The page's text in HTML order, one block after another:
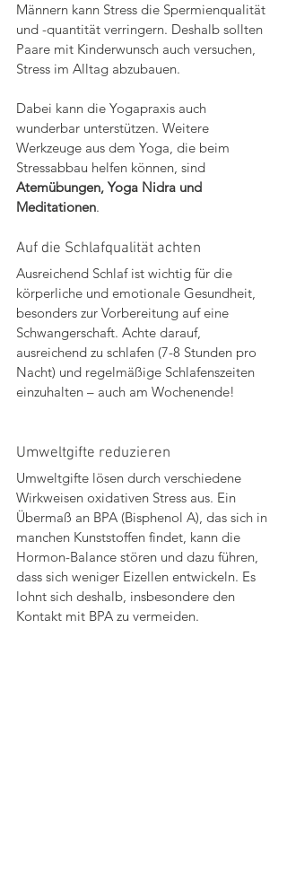
Männern kann Stress die Spermienqualität
und -quantität verringern. Deshalb sollten
Paare mit Kinderwunsch auch versuchen,
Stress im Alltag abzubauen.
Dabei kann die Yogapraxis auch
wunderbar unterstützen. Weitere
Werkzeuge aus dem Yoga, die beim
Stressabbau helfen können, sind
Atemübungen, Yoga Nidra und
Meditationen.
Auf die Schlafqualität achten
Ausreichend Schlaf ist wichtig für die
körperliche und emotionale Gesundheit,
besonders zur Vorbereitung auf eine
Schwangerschaft. Achte darauf,
ausreichend zu schlafen (7-8 Stunden pro
Nacht) und regelmäßige Schlafenszeiten
einzuhalten – auch am Wochenende!
Umweltgifte reduzieren
Umweltgifte lösen durch verschiedene
Wirkweisen oxidativen Stress aus. Ein
Übermaß an BPA (Bisphenol A), das sich in
manchen Kunststoffen findet, kann die
Hormon-Balance stören und dazu führen,
dass sich weniger Eizellen entwickeln. Es
lohnt sich deshalb, insbesondere den
Kontakt mit BPA zu vermeiden.